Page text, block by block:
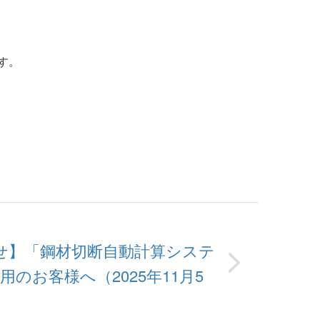
】「鋼材切断自動計算システ
のお客様へ（2025年11月5